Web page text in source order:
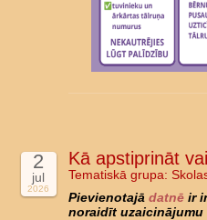
2
jul
2026
Kā apstiprināt
Tematiskā grupa:
Pievienotajā datnē ir
noraidīt uzaicinājumu